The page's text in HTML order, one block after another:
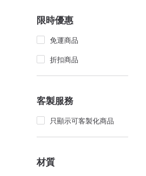
限時優惠
免運商品
折扣商品
客製服務
只顯示可客製化商品
材質